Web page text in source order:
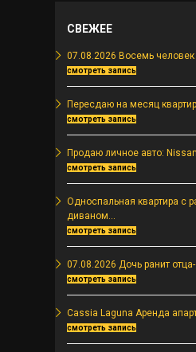
2005 года совместно
СВЕЖЕЕ
07.08.2026 Восемь человек
смотреть запись
Пересдаю на месяц
смотреть запись
Продаю личное авто:
смотреть запись
Односпальная квартира с
диваном...
смотреть запись
07.08.2026 Дочь ранит
смотреть запись
Cassia Laguna Аренда
смотреть запись